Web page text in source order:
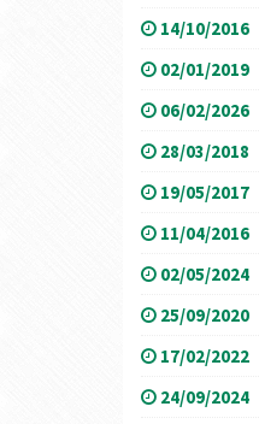
14/10/2016
02/01/2019
06/02/2026
28/03/2018
19/05/2017
11/04/2016
02/05/2024
25/09/2020
17/02/2022
24/09/2024